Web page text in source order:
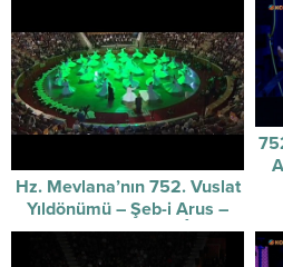
Hz. Mevlana’nın 752. Vuslat
Yıldönümü – Şeb-i Arus –
Sûzidilârâ Mevlevî Âyin-i
Şerif’i